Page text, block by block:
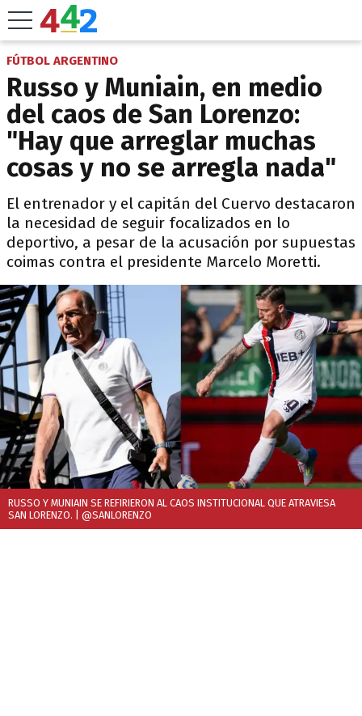
FÚTBOL ARGENTINO
Russo y Muniain, en medio
del caos de San Lorenzo:
"Hay que arreglar muchas
cosas y no se arregla nada"
El entrenador y el capitán del Cuervo destacaron
la necesidad de seguir focalizados en lo
deportivo, a pesar de la acusación por supuestas
coimas contra el presidente Marcelo Moretti.
RUSSO Y MUNIAIN SE REFIRIERON AL CAOS INSTITUCIONAL QUE ATRAVIESA
SAN LORENZO. | @SANLORENZO